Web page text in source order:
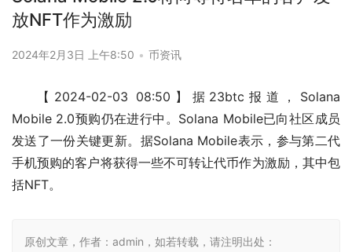
放NFT作为激励
2024年2月3日 上午8:50 • 币资讯
【2024-02-03 08:50】据23btc报道，Solana
Mobile 2.0预购仍在进行中。Solana Mobile已向社区成员
发送了一份关键更新。据Solana Mobile表示，参与第二代
手机预购的客户将获得一些不可转让代币作为激励，其中包
括NFT。
原创文章，作者：admin，如若转载，请注明出处：